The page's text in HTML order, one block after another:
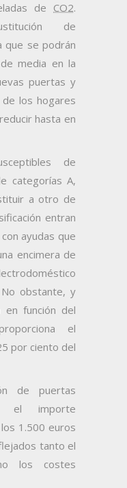
de CO2.
de
que se podrán
media en la
puertas y
los hogares
hasta en
de
categorías A,
a otro de
entran
ayudas que
encimera de
obstante, y
función del
el
por ciento del
de puertas
el importe
1.500 euros
tanto el
los costes